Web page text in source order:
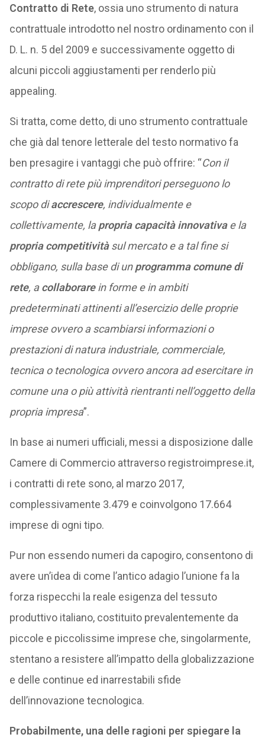
Contratto di Rete, ossia uno strumento di natura
contrattuale introdotto nel nostro ordinamento con il
D. L. n. 5 del 2009 e successivamente oggetto di
alcuni piccoli aggiustamenti per renderlo più
appealing.
Si tratta, come detto, di uno strumento contrattuale
che già dal tenore letterale del testo normativo fa
ben presagire i vantaggi che può offrire: “Con il
contratto di rete più imprenditori perseguono lo
scopo diaccrescere, individualmente e
collettivamente, lapropria capacità innovativae la
propria competitivitàsul mercato e a tal fine si
obbligano, sulla base di unprogramma comune di
rete, acollaborarein forme e in ambiti
predeterminati attinenti all’esercizio delle proprie
imprese ovvero a scambiarsi informazioni o
prestazioni di natura industriale, commerciale,
tecnica o tecnologica ovvero ancora ad esercitare in
comune una o più attività rientranti nell’oggetto della
propria impresa”.
In base ai numeri ufficiali, messi a disposizione dalle
Camere di Commercio attraverso registroimprese.it,
i contratti di rete sono, al marzo 2017,
complessivamente 3.479 e coinvolgono 17.664
imprese di ogni tipo.
Pur non essendo numeri da capogiro, consentono di
avere un’idea di come l’antico adagio l’unione fa la
forza rispecchi la reale esigenza del tessuto
produttivo italiano, costituito prevalentemente da
piccole e piccolissime imprese che, singolarmente,
stentano a resistere all’impatto della globalizzazione
e delle continue ed inarrestabili sfide
dell’innovazione tecnologica.
Probabilmente, una delle ragioni per spiegare la